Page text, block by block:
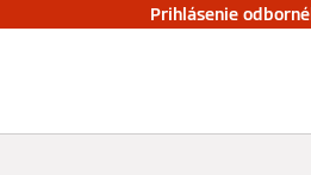
Prihlásenie